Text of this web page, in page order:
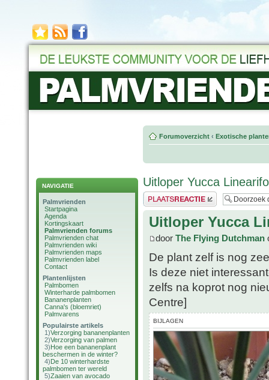
NAVIGATIE
Palmvrienden
Startpagina
Agenda
Kortingskaart
Palmvrienden forums
Palmvrienden chat
Palmvrienden wiki
Palmvrienden maps
Palmvrienden label
Contact
Plantenlijsten
Palmbomen
Winterharde palmbomen
Bananenplanten
Canna's (bloemriet)
Palmvarens
Populairste artikels
1)Verzorging bananenplanten
2)Verzorging van palmen
3)Hoe een bananenplant
beschermen in de winter?
4)De 10 winterhardste
palmbomen ter wereld
5)Zaaien van avocado
Forumoverzicht ‹ Exotische
Uitloper Yucca
Plaats een reactie
Uitloper Yucca
door The Flying Dutchman
De plant zelf is nog
Is deze niet
zelfs na koprot nog
Centre]
BIJLAGEN